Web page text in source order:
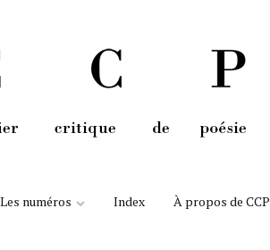
Aller au contenu
Les numéros Index À propos de CCP